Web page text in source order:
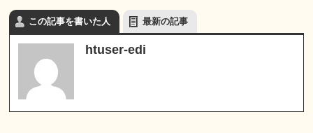
この記事を書いた人 最新の記事
htuser-edi